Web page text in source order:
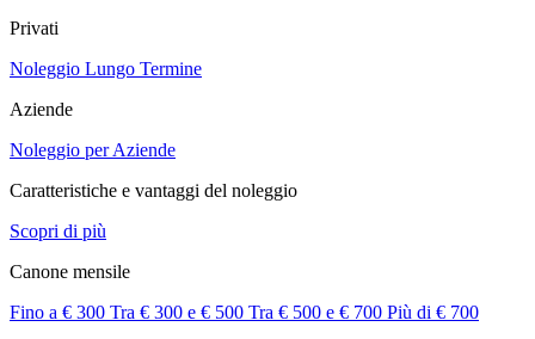
Privati
Noleggio Lungo Termine
Aziende
Noleggio per Aziende
Caratteristiche e vantaggi del noleggio
Scopri di più
Canone mensile
Fino a € 300 Tra € 300 e € 500 Tra € 500 e € 700 Più di € 700